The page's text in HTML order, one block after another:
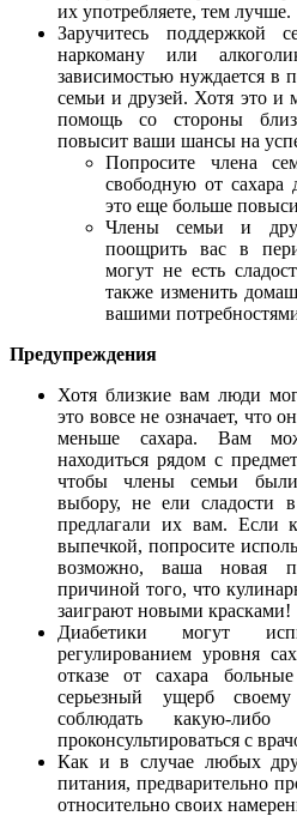
их употребляете, тем лучше.
Заручитесь поддержкой
наркоману или
зависимостью нуждается в
семьи и друзей. Хотя это и
помощь со стороны
повысит ваши шансы на
Попросите члена
свободную от
это еще больше
Члены семьи и
поощрить вас в
могут не есть
также изменить
вашими
Предупреждения
Хотя близкие вам люди
это вовсе не означает, что
меньше сахара. Вам
находиться рядом с
чтобы члены семьи
выбору, не ели сладости
предлагали их вам. Если
выпечкой, попросите
возможно, ваша новая
причиной того, что
заиграют новыми красками!
Диабетики могут
регулированием уровня
отказе от сахара
серьезный ущерб
соблюдать какую-
проконсультироваться с
Как и в случае любых
питания, предварительно
относительно своих